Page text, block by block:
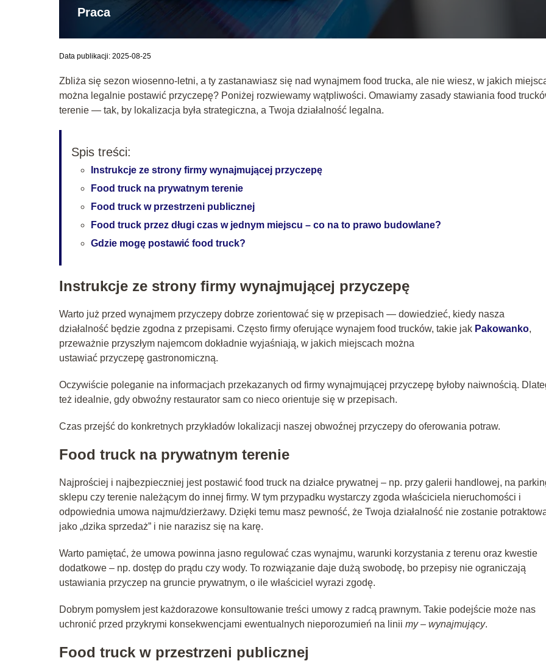
Praca
Data publikacji: 2025-08-25
Zbliża się sezon wiosenno-letni, a ty zastanawiasz się nad wynajmem food trucka, ale nie wiesz, w jakich
można legalnie postawić przyczepę? Poniżej rozwiewamy wątpliwości. Omawiamy zasady stawiania food
terenie — tak, by lokalizacja była strategiczna, a Twoja działalność legalna.
Spis treści:
Instrukcje ze strony firmy wynajmującej przyczepę
Food truck na prywatnym terenie
Food truck w przestrzeni publicznej
Food truck przez długi czas w jednym miejscu – co na to prawo budowlane?
Gdzie mogę postawić food truck?
Instrukcje ze strony firmy wynajmującej przyczepę
Warto już przed wynajmem przyczepy dobrze zorientować się w przepisach — dowiedzieć, kiedy nasza
działalność będzie zgodna z przepisami. Często firmy oferujące wynajem food trucków, takie jak Pakowanko,
przeważnie przyszłym najemcom dokładnie wyjaśniają, w jakich miejscach można
ustawiać przyczepę gastronomiczną.
Oczywiście poleganie na informacjach przekazanych od firmy wynajmującej przyczepę byłoby naiwnością.
też idealnie, gdy obwoźny restaurator sam co nieco orientuje się w przepisach.
Czas przejść do konkretnych przykładów lokalizacji naszej obwoźnej przyczepy do oferowania potraw.
Food truck na prywatnym terenie
Najprościej i najbezpieczniej jest postawić food truck na działce prywatnej – np. przy galerii handlowej, na
sklepu czy terenie należącym do innej firmy. W tym przypadku wystarczy zgoda właściciela nieruchomości i
odpowiednia umowa najmu/dzierżawy. Dzięki temu masz pewność, że Twoja działalność nie zostanie
jako „dzika sprzedaż” i nie narazisz się na karę.
Warto pamiętać, że umowa powinna jasno regulować czas wynajmu, warunki korzystania z terenu oraz kwestie
dodatkowe – np. dostęp do prądu czy wody. To rozwiązanie daje dużą swobodę, bo przepisy nie ograniczają
ustawiania przyczep na gruncie prywatnym, o ile właściciel wyrazi zgodę.
Dobrym pomysłem jest każdorazowe konsultowanie treści umowy z radcą prawnym. Takie podejście może nas
uchronić przed przykrymi konsekwencjami ewentualnych nieporozumień na linii my – wynajmujący.
Food truck w przestrzeni publicznej